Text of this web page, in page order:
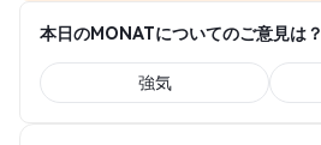
本日のMONATについてのご意見は？
強気